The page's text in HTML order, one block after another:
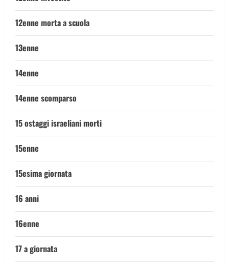
12enne morta a scuola
13enne
14enne
14enne scomparso
15 ostaggi israeliani morti
15enne
15esima giornata
16 anni
16enne
17 a giornata